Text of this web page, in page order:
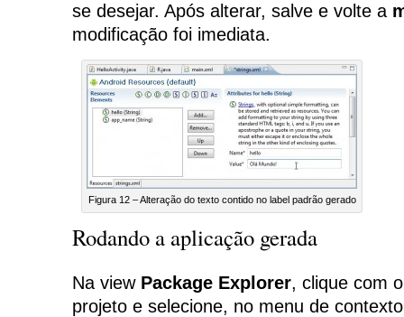
se desejar. Após alterar, salve e volte a
modificação foi imediata.
Figura 12 – Alteração do texto contido no label padrão gerado
Rodando a aplicação gerada
Na view Package Explorer, clique com
projeto e selecione, no menu de